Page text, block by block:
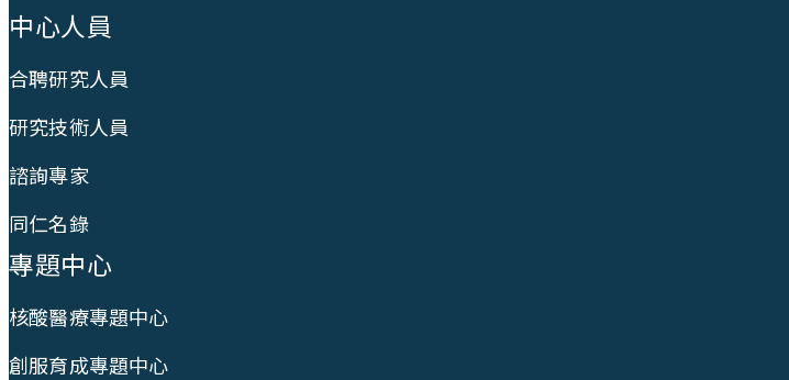
中心人員
合聘研究人員
研究技術人員
諮詢專家
同仁名錄
專題中心
核酸醫療專題中心
創服育成專題中心